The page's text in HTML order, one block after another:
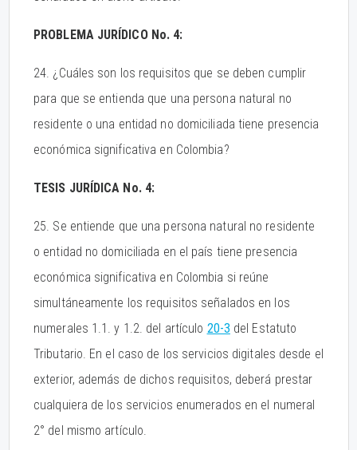
PROBLEMA JURÍDICO No. 4:
24. ¿Cuáles son los requisitos que se deben cumplir
para que se entienda que una persona natural no
residente o una entidad no domiciliada tiene presencia
económica significativa en Colombia?
TESIS JURÍDICA No. 4:
25. Se entiende que una persona natural no residente
o entidad no domiciliada en el país tiene presencia
económica significativa en Colombia si reúne
simultáneamente los requisitos señalados en los
numerales 1.1. y 1.2. del artículo 20-3 del Estatuto
Tributario. En el caso de los servicios digitales desde el
exterior, además de dichos requisitos, deberá prestar
cualquiera de los servicios enumerados en el numeral
2° del mismo artículo.